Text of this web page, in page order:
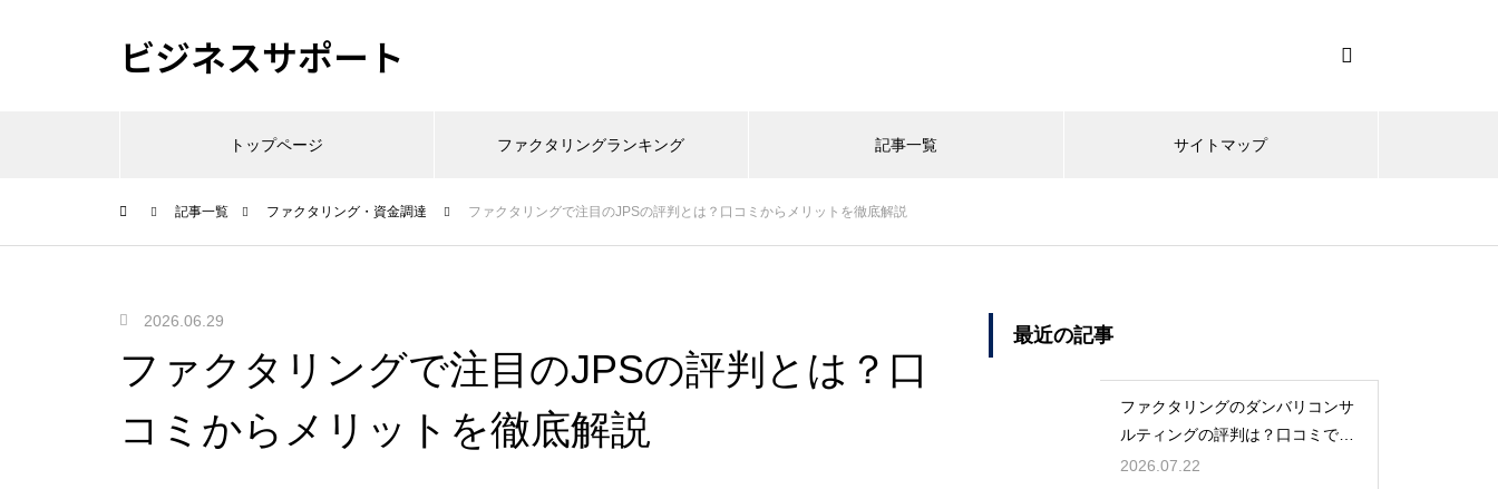
ビジネスサポート
トップページ ファクタリングランキング 記事一覧 サイトマップ
記事一覧 ファクタリング・資金調達 ファクタリングで注目のJPSの評判とは？口コミからメリットを徹底解説
2026.06.29
ファクタリングで注目のJPSの評判とは？口
コミからメリットを徹底解説
最近の記事
ファクタリングのダンバリコンサ
ルティングの評判は？口コミで実
態を解説
2026.07.22